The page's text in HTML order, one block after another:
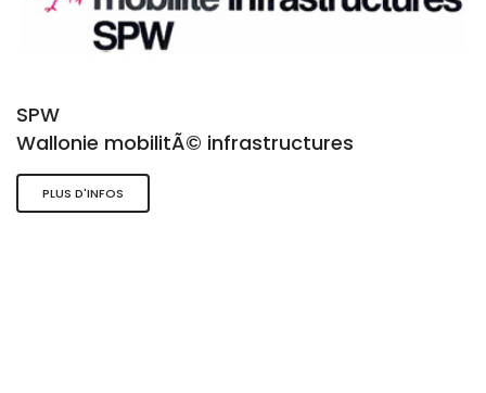
SPW
Wallonie mobilitÃ© infrastructures
PLUS D'INFOS